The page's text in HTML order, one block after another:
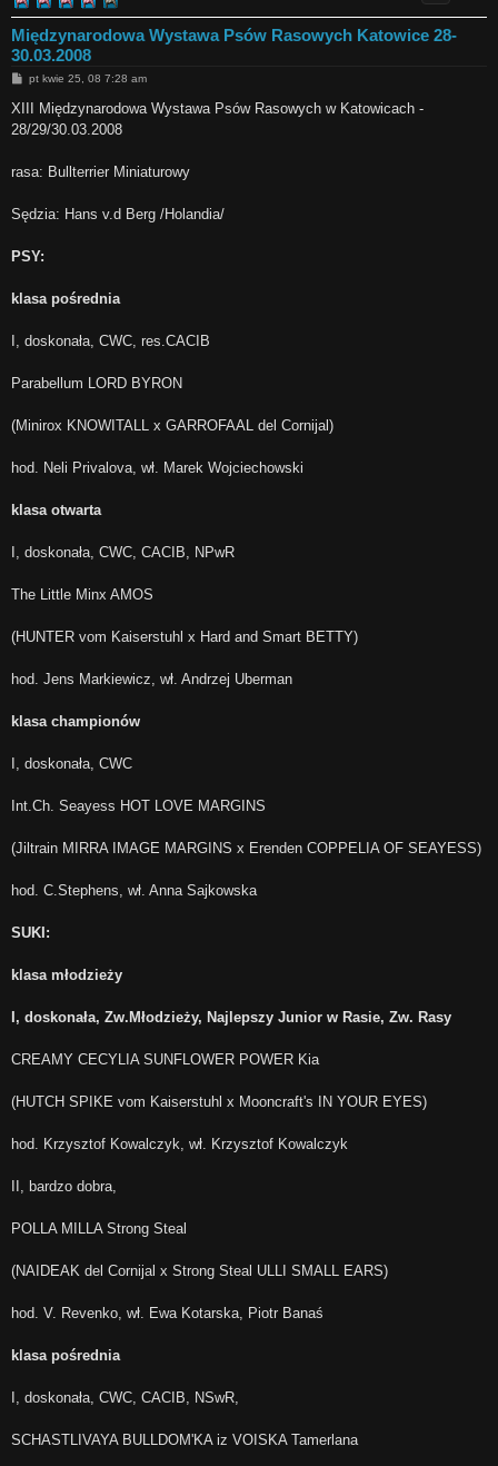
Międzynarodowa Wystawa Psów Rasowych Katowice 28-
30.03.2008
P
s
t
pt kwie 25, 08 7:28 am
XIII Międzynarodowa Wystawa Psów Rasowych w Katowicach -
28/29/30.03.2008
rasa: Bullterrier Miniaturowy
Sędzia: Hans v.d Berg /Holandia/
PSY:
klasa pośrednia
I, doskonała, CWC, res.CACIB
Parabellum LORD BYRON
(Minirox KNOWITALL x GARROFAAL del Cornijal)
hod. Neli Privalova, wł. Marek Wojciechowski
klasa otwarta
I, doskonała, CWC, CACIB, NPwR
The Little Minx AMOS
(HUNTER vom Kaiserstuhl x Hard and Smart BETTY)
hod. Jens Markiewicz, wł. Andrzej Uberman
klasa championów
I, doskonała, CWC
Int.Ch. Seayess HOT LOVE MARGINS
(Jiltrain MIRRA IMAGE MARGINS x Erenden COPPELIA OF SEAYESS)
hod. C.Stephens, wł. Anna Sajkowska
SUKI:
klasa młodzieży
I, doskonała, Zw.Młodzieży, Najlepszy Junior w Rasie, Zw. Rasy
CREAMY CECYLIA SUNFLOWER POWER Kia
(HUTCH SPIKE vom Kaiserstuhl x Mooncraft's IN YOUR EYES)
hod. Krzysztof Kowalczyk, wł. Krzysztof Kowalczyk
II, bardzo dobra,
POLLA MILLA Strong Steal
(NAIDEAK del Cornijal x Strong Steal ULLI SMALL EARS)
hod. V. Revenko, wł. Ewa Kotarska, Piotr Banaś
klasa pośrednia
I, doskonała, CWC, CACIB, NSwR,
SCHASTLIVAYA BULLDOM'KA iz VOISKA Tamerlana